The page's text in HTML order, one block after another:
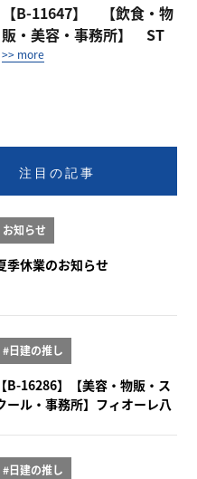
【B-11647】 【飲食・物
販・美容・事務所】 ST
プラザ御器所 ...
>> more
注目の記事
お知らせ
季休業のお知らせ
#日建の推し
【B-16286】【美容・物販・ス
ール・事務所】フィオーレ八
#日建の推し